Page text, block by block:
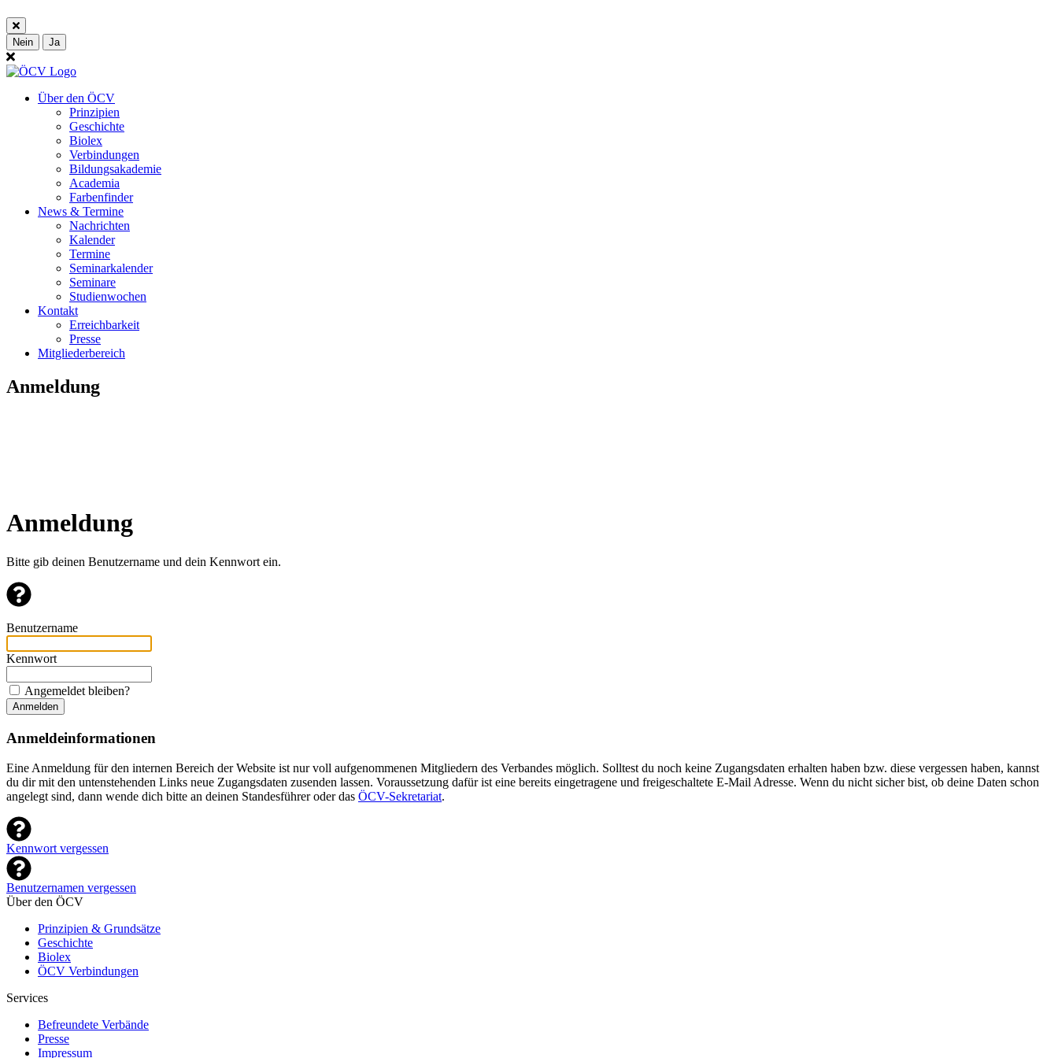
Nein Ja
Über den ÖCV
Prinzipien
Geschichte
Biolex
Verbindungen
Bildungsakademie
Academia
Farbenfinder
News & Termine
Nachrichten
Kalender
Termine
Seminarkalender
Seminare
Studienwochen
Kontakt
Erreichbarkeit
Presse
Mitgliederbereich
Anmeldung
Anmeldung
Bitte gib deinen Benutzername und dein Kennwort ein.
Benutzername
Kennwort
Angemeldet bleiben?
Anmelden
Anmeldeinformationen
Eine Anmeldung für den internen Bereich der Website ist nur voll aufgenommenen Mitgliedern des Verbandes möglich. Solltest du noch keine Zugangsdaten erhalten haben bzw. diese vergessen haben, kannst
du dir mit den untenstehenden Links neue Zugangsdaten zusenden lassen. Voraussetzung dafür ist eine bereits eingetragene und freigeschaltete E-Mail Adresse. Wenn du nicht sicher bist, ob deine Daten schon
angelegt sind, dann wende dich bitte an deinen Standesführer oder das ÖCV-Sekretariat.
Kennwort vergessen
Benutzernamen vergessen
Über den ÖCV
Prinzipien & Grundsätze
Geschichte
Biolex
ÖCV Verbindungen
Services
Befreundete Verbände
Presse
Impressum